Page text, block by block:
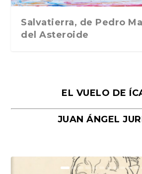
Salvatierra, de Pedro
del Asteroide
EL VUELO DE
JUAN ÁNGEL